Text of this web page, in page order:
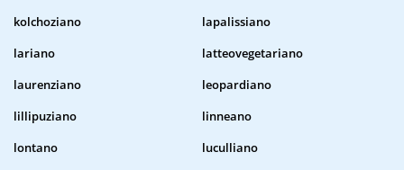
kolchoziano
lapalissiano
lariano
latteovegetariano
laurenziano
leopardiano
lillipuziano
linneano
lontano
luculliano